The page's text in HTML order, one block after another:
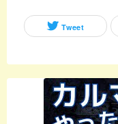
Tweet